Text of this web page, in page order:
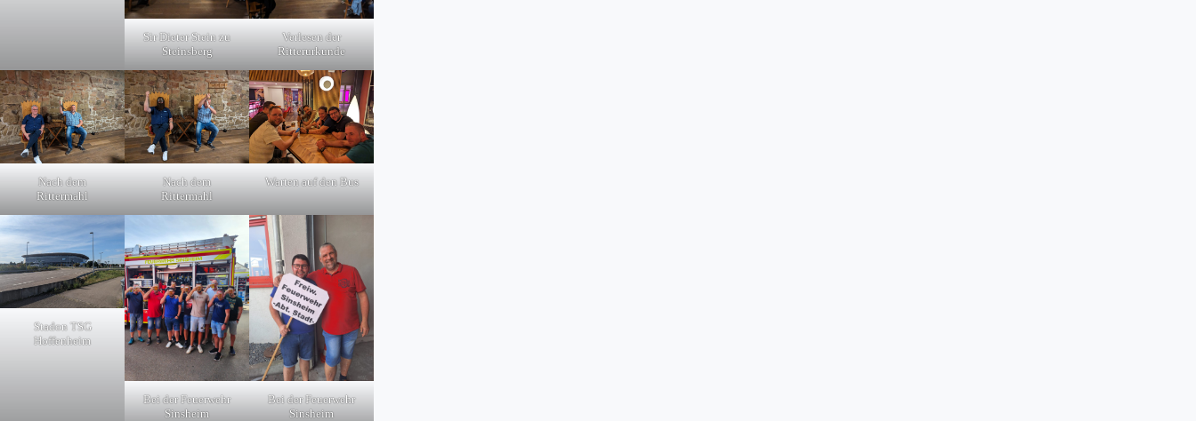
Sir Dieter Stein zu
Steinsberg
Verlesen der
Ritterurkunde
Nach dem
Rittermahl
Nach dem
Rittermahl
Warten auf den Bus
Stadon TSG
Hoffenheim
Bei der Feuerwehr
Sinsheim
Bei der Feuerwehr
Sinsheim